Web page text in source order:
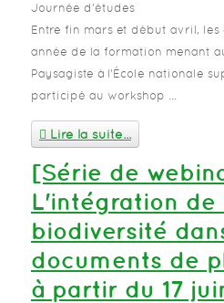
Journée d'études
Entre fin mars et début avril,
année de la formation menant
Paysagiste à l’École nationale
participé au workshop ...
Lire la suite...
[Série de
L'intégration de
biodiversité
documents de
à partir du 17